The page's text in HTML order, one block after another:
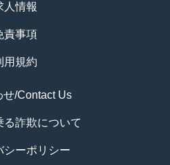
人情報
責事項
用規約
せ/Contact Us
る詐欺について
シーポリシー